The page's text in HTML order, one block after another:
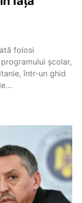
folosi
școlar,
într-un ghid